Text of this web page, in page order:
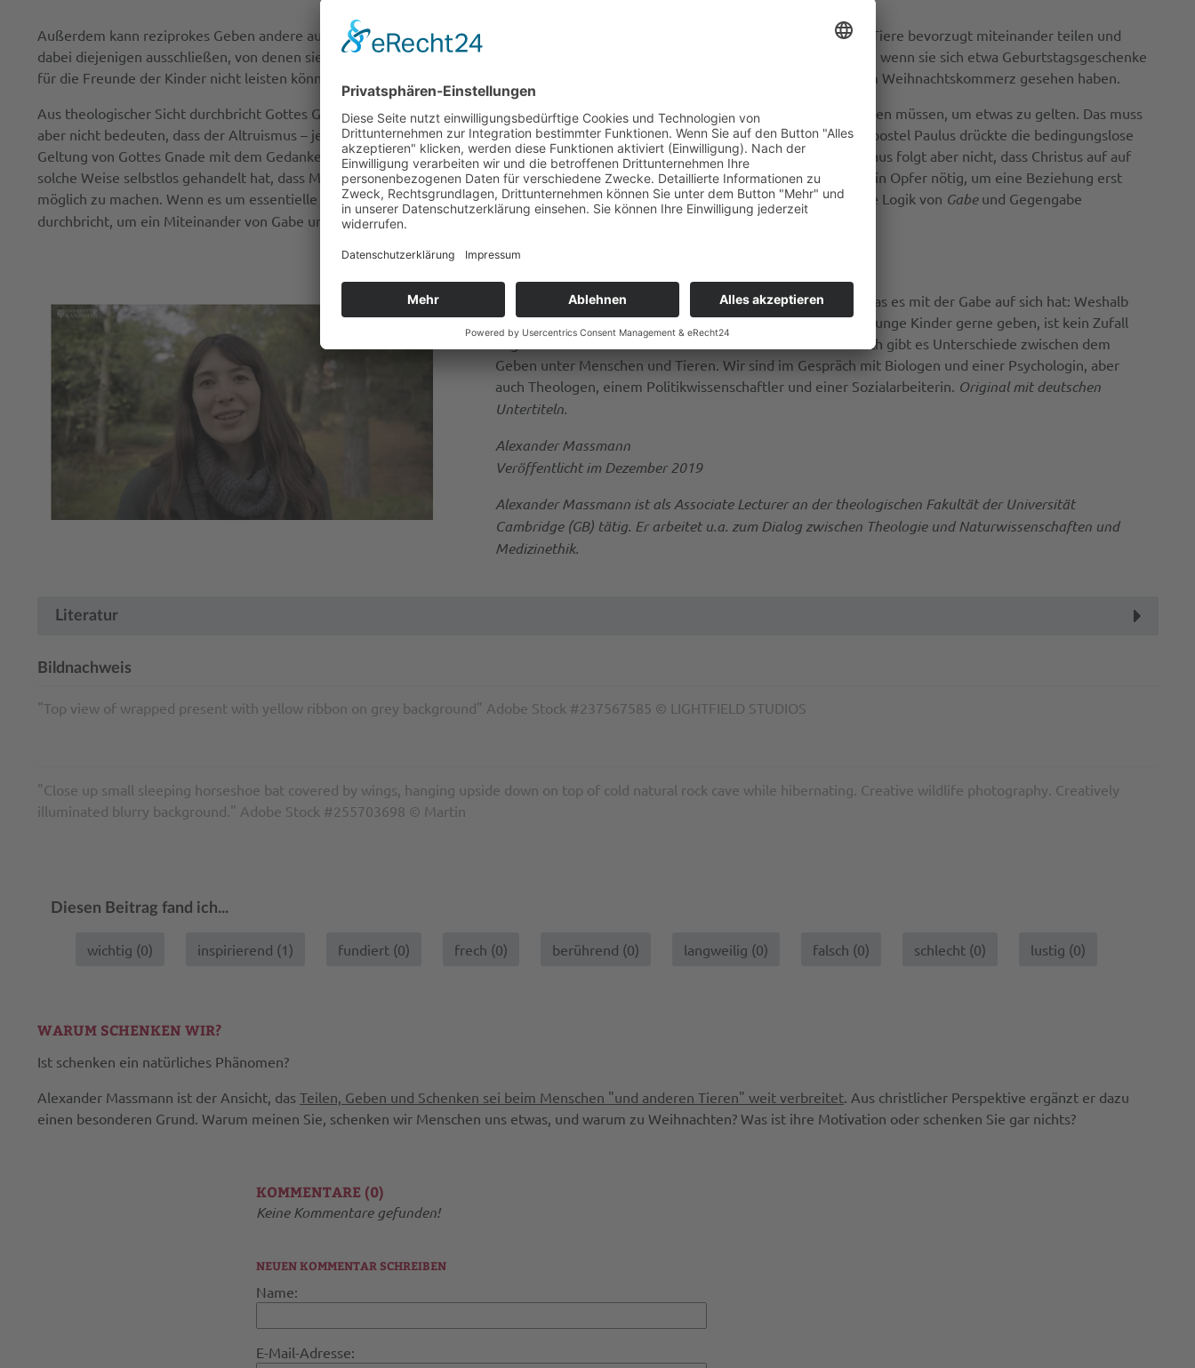
Außerdem kann reziprokes Geben andere ausschließen. In der Tierwelt lässt sich etwa unter Pavianen beobachten, dass bestimmte Tiere bevorzugt miteinander teilen und
dabei diejenigen ausschließen, von denen sie wenig profitieren. Auch unter Menschen genießen Familien geringere soziale Teilhabe, wenn sie sich etwa Geburtstagsgeschenke
für die Freunde der Kinder nicht leisten können. Das Geben ist also ein zwiespältiges Phänomen – wie wir in anderer Form auch beim Weihnachtskommerz gesehen haben.
Aus theologischer Sicht durchbricht Gottes Gnade gerade solche Beziehungen, in denen Menschen unrealistische Leistungen erbringen müssen, um etwas zu gelten. Das muss
aber nicht bedeuten, dass der Altruismus – je selbstloser, desto besser – pauschal an die Stelle von Gabe und Gegengabe tritt. Der Apostel Paulus drückte die bedingungslose
Geltung von Gottes Gnade mit dem Gedanken aus, dass Christus für die Menschen starb, als sie Gottes Feinde waren (Römer 5). Daraus folgt aber nicht, dass Christus auf auf
solche Weise selbstlos gehandelt hat, dass Menschen nun genauso gut auch Feinde Gottes bleiben könnten. Vielmehr ist bisweilen ein Opfer nötig, um eine Beziehung erst
möglich zu machen. Wenn es um essentielle Dinge geht, ist in der Tat der Begriff desOpfersangebracht, der punktuell die alltägliche Logik von Gabeund Gegengabe
durchbricht, um ein Miteinander von Gabe und freier, großzügiger Antwort wieder zu ermöglichen.
Die neue Kurz-Dokumentation “Give and Take” diskutiert, was es mit der Gabe auf sich hat: Weshalb
geben wir, und wie verstehen wir unser Geben? Dass schon junge Kinder gerne geben, ist kein Zufall
angesichts unseres evolutionären Erbes des Teilens. Dennoch gibt es Unterschiede zwischen dem
Geben unter Menschen und Tieren. Wir sind im Gespräch mit Biologen und einer Psychologin, aber
auch Theologen, einem Politikwissenschaftler und einer Sozialarbeiterin. Original mit deutschen
Untertiteln.
Alexander Massmann
Veröffentlicht im Dezember 2019
Alexander Massmann ist als Associate Lecturer an der theologischen Fakultät der Universität
Cambridge (GB) tätig. Er arbeitet u.a. zum Dialog zwischen Theologie und Naturwissenschaften und
Medizinethik.
Literatur
Bildnachweis
"Top view of wrapped present with yellow ribbon on grey background" Adobe Stock #237567585 © LIGHTFIELD STUDIOS
"Close up small sleeping horseshoe bat covered by wings, hanging upside down on top of cold natural rock cave while hibernating. Creative wildlife photography. Creatively
illuminated blurry background." Adobe Stock #255703698 © Martin
Diesen Beitrag fand ich...
wichtig (0) inspirierend (1) fundiert (0) frech (0) berührend (0) langweilig (0) falsch (0) schlecht (0) lustig (0)
WARUM SCHENKEN WIR?
Ist schenken ein natürliches Phänomen?
Alexander Massmann ist der Ansicht, das Teilen, Geben und Schenken sei beim Menschen "und anderen Tieren" weit verbreitet . Aus christlicher Perspektive ergänzt er dazu
einen besonderen Grund. Warum meinen Sie, schenken wir Menschen uns etwas, und warum zu Weihnachten? Was ist ihre Motivation oder schenken Sie gar nichts?
KOMMENTARE (0)
Keine Kommentare gefunden!
NEUEN KOMMENTAR SCHREIBEN
Name:
E-Mail-Adresse: